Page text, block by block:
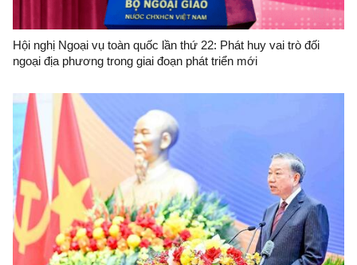
Hội nghị Ngoại vụ toàn quốc lần thứ 22: Phát huy vai trò đối
ngoại địa phương trong giai đoạn phát triển mới